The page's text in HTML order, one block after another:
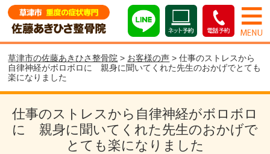
草津市の佐藤あきひさ整骨院 > お客様の声 > 仕事のストレスから
自律神経がボロボロに 親身に聞いてくれた先生のおかげでとても
楽になりました
仕事のストレスから自律神経がボロボロ
に 親身に聞いてくれた先生のおかげで
とても楽になりました